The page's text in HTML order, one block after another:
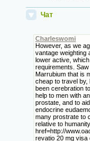
Чат